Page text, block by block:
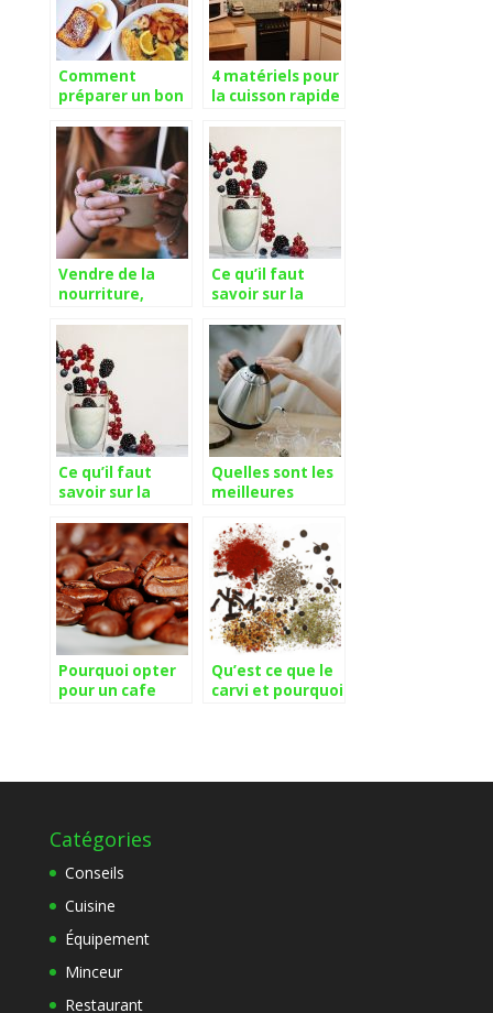
Comment
préparer un bon
4 matériels pour
la cuisson rapide
Vendre de la
nourriture,
Ce qu’il faut
savoir sur la
Tupperware
Ce qu’il faut
savoir sur la
Tupperware
Quelles sont les
meilleures
électriques en
2021 ?
Pourquoi opter
pour un cafe
Qu’est ce que le
carvi et pourquoi
Catégories
Conseils
Cuisine
Équipement
Minceur
Restaurant